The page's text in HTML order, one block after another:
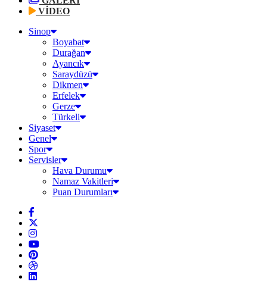
VİDEO
Sinop
Boyabat
Durağan
Ayancık
Saraydüzü
Dikmen
Erfelek
Gerze
Türkeli
Siyaset
Genel
Spor
Servisler
Hava Durumu
Namaz Vakitleri
Puan Durumları